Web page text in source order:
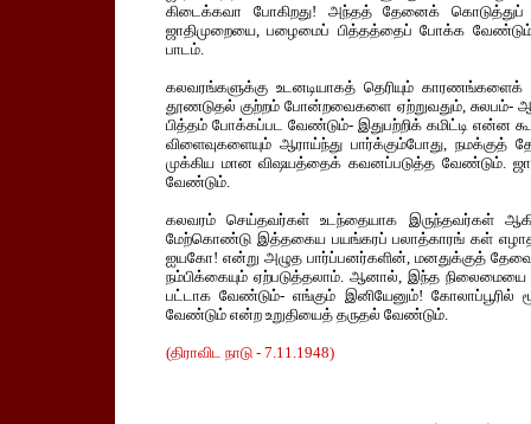
கிடைக்கவா போகிறது! அந்தத் தேனைக்
ஜாதிமுறையை, பழைமைப் பித்தத்தைப் போக்க
பாடம்.
கலவரங்களுக்கு உடனடியாகத் தெரியும் காரணங்களைக்
தூணடுதல் குற்றம் போன்றவைகளை ஏற்றுவதும், சுலபம்-
பித்தம் போக்கப்பட வேண்டும்- இதுபற்றிக் கமிட்டி என்ன
விளைவுகளையும் ஆராய்ந்து பார்க்கும்போது,
முக்கிய மான விஷயத்தைக் கவனப்படுத்த வேண்டும்.
வேண்டும்.
கலவரம் செய்தவர்கள் உடந்தையாக இருந்தவர்கள்
மேற்கொண்டு இத்தகைய பயங்கரப் பலாத்காரங் கள்
ஐயகோ! என்று அழுத பார்ப்பனர்களின், மனதுக்குத்
நம்பிக்கையும் ஏற்படுத்தலாம். ஆனால், இந்த நிலைமையை
பட்டாக வேண்டும்- எங்கும் இனியேனும்!
வேண்டும் என்ற உறுதியைத் தருதல் வேண்டும்.
(திராவிட நாடு - 7.11.1948)